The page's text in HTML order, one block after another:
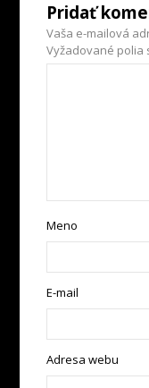
Pridať
Vaša e-mailová
Vyžadované
Meno
E-mail
Adresa webu